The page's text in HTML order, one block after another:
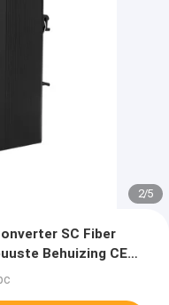
2/5
SC Fiber
Behuizing CE